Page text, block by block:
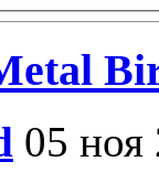
05 ноя